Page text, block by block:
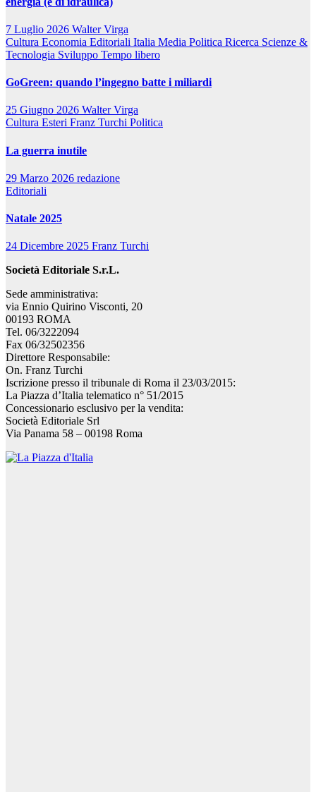
7 Luglio 2026 Walter Virga
Cultura Economia Editoriali Italia Media Politica Ricerca Scienze &
Tecnologia Sviluppo Tempo libero
GoGreen: quando l’ingegno batte i miliardi
25 Giugno 2026 Walter Virga
Cultura Esteri Franz Turchi Politica
La guerra inutile
29 Marzo 2026 redazione
Editoriali
Natale 2025
24 Dicembre 2025 Franz Turchi
Società Editoriale S.r.L.
Sede amministrativa:
via Ennio Quirino Visconti, 20
00193 ROMA
Tel. 06/3222094
Fax 06/32502356
Direttore Responsabile:
On. Franz Turchi
Iscrizione presso il tribunale di Roma il 23/03/2015:
La Piazza d’Italia telematico n° 51/2015
Concessionario esclusivo per la vendita:
Società Editoriale Srl
Via Panama 58 – 00198 Roma